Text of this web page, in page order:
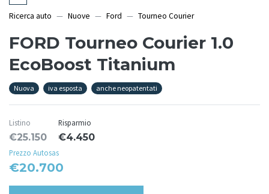
Ricerca auto Nuove Ford Tourneo Courier
FORD Tourneo Courier 1.0
EcoBoost Titanium
Nuova iva esposta anche neopatentati
Listino
€25.150
Risparmio
€4.450
Prezzo Autosas
€20.700